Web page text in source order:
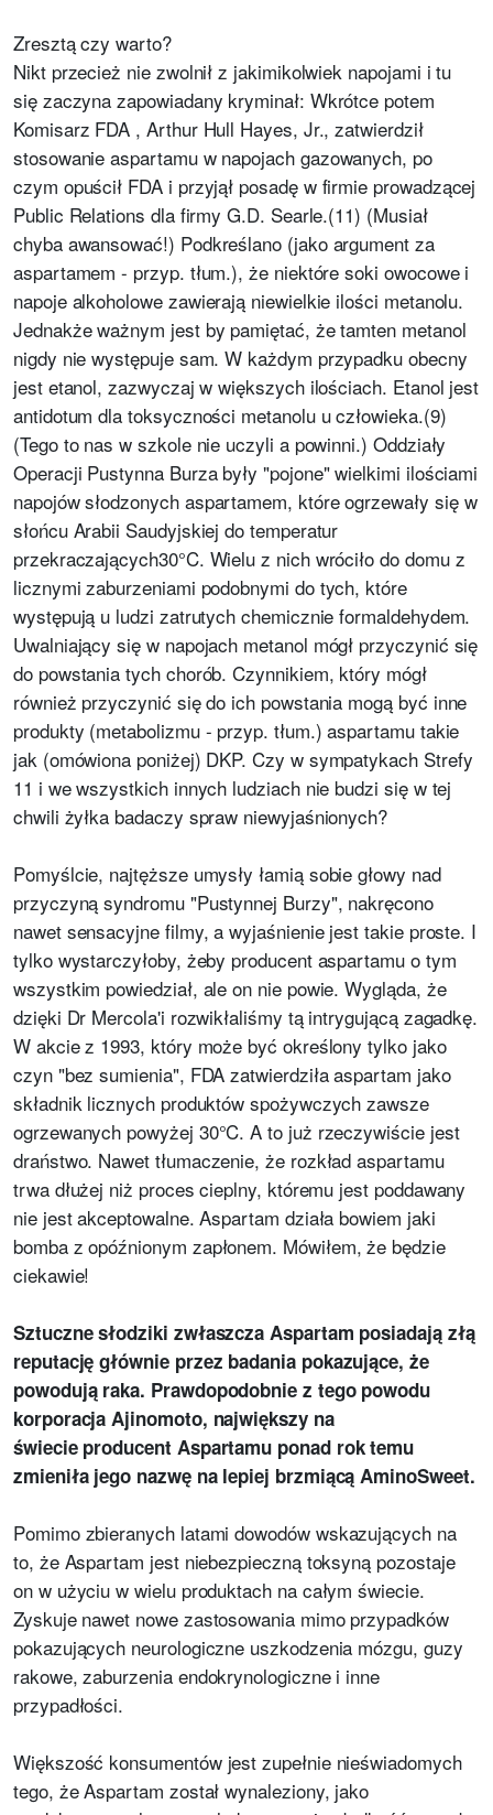
Zresztą czy warto?
Nikt przecież nie zwolnił z jakimikolwiek napojami i tu
się zaczyna zapowiadany kryminał: Wkrótce potem
Komisarz FDA , Arthur Hull Hayes, Jr., zatwierdził
stosowanie aspartamu w napojach gazowanych, po
czym opuścił FDA i przyjął posadę w firmie prowadzącej
Public Relations dla firmy G.D. Searle.(11) (Musiał
chyba awansować!) Podkreślano (jako argument za
aspartamem - przyp. tłum.), że niektóre soki owocowe i
napoje alkoholowe zawierają niewielkie ilości metanolu.
Jednakże ważnym jest by pamiętać, że tamten metanol
nigdy nie występuje sam. W każdym przypadku obecny
jest etanol, zazwyczaj w większych ilościach. Etanol jest
antidotum dla toksyczności metanolu u człowieka.(9)
(Tego to nas w szkole nie uczyli a powinni.) Oddziały
Operacji Pustynna Burza były "pojone" wielkimi ilościami
napojów słodzonych aspartamem, które ogrzewały się w
słońcu Arabii Saudyjskiej do temperatur
przekraczających30°C. Wielu z nich wróciło do domu z
licznymi zaburzeniami podobnymi do tych, które
występują u ludzi zatrutych chemicznie formaldehydem.
Uwalniający się w napojach metanol mógł przyczynić się
do powstania tych chorób. Czynnikiem, który mógł
również przyczynić się do ich powstania mogą być inne
produkty (metabolizmu - przyp. tłum.) aspartamu takie
jak (omówiona poniżej) DKP. Czy w sympatykach Strefy
11 i we wszystkich innych ludziach nie budzi się w tej
chwili żyłka badaczy spraw niewyjaśnionych?
Pomyślcie, najtęższe umysły łamią sobie głowy nad
przyczyną syndromu "Pustynnej Burzy", nakręcono
nawet sensacyjne filmy, a wyjaśnienie jest takie proste. I
tylko wystarczyłoby, żeby producent aspartamu o tym
wszystkim powiedział, ale on nie powie. Wygląda, że
dzięki Dr Mercola'i rozwikłaliśmy tą intrygującą zagadkę.
W akcie z 1993, który może być określony tylko jako
czyn "bez sumienia", FDA zatwierdziła aspartam jako
składnik licznych produktów spożywczych zawsze
ogrzewanych powyżej 30°C. A to już rzeczywiście jest
draństwo. Nawet tłumaczenie, że rozkład aspartamu
trwa dłużej niż proces cieplny, któremu jest poddawany
nie jest akceptowalne. Aspartam działa bowiem jaki
bomba z opóźnionym zapłonem. Mówiłem, że będzie
ciekawie!
Sztuczne słodziki zwłaszcza Aspartam posiadają złą
reputację głównie przez badania pokazujące, że
powodują raka. Prawdopodobnie z tego powodu
korporacja Ajinomoto, największy na
świecie producent Aspartamu ponad rok temu
zmieniła jego nazwę na lepiej brzmiącą AminoSweet.
Pomimo zbieranych latami dowodów wskazujących na
to, że Aspartam jest niebezpieczną toksyną pozostaje
on w użyciu w wielu produktach na całym świecie.
Zyskuje nawet nowe zastosowania mimo przypadków
pokazujących neurologiczne uszkodzenia mózgu, guzy
rakowe, zaburzenia endokrynologiczne i inne
przypadłości.
Większość konsumentów jest zupełnie nieświadomych
tego, że Aspartam został wynaleziony, jako